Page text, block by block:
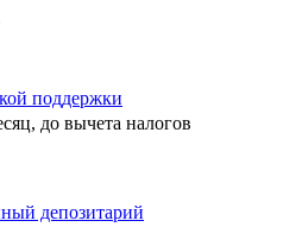
поддержки
до вычета налогов
депозитарий